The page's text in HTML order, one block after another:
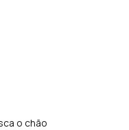
o chão